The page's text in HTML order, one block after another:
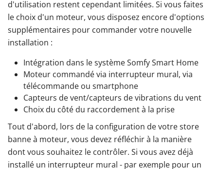
d'utilisation restent cependant limitées. Si vous faites
le choix d'un moteur, vous disposez encore d'options
supplémentaires pour commander votre nouvelle
installation :
Intégration dans le système Somfy Smart Home
Moteur commandé via interrupteur mural, via
télécommande ou smartphone
Capteurs de vent/capteurs de vibrations du vent
Choix du côté du raccordement à la prise
Tout d'abord, lors de la configuration de votre store
banne à moteur, vous devez réfléchir à la manière
dont vous souhaitez le contrôler. Si vous avez déjà
installé un interrupteur mural - par exemple pour un